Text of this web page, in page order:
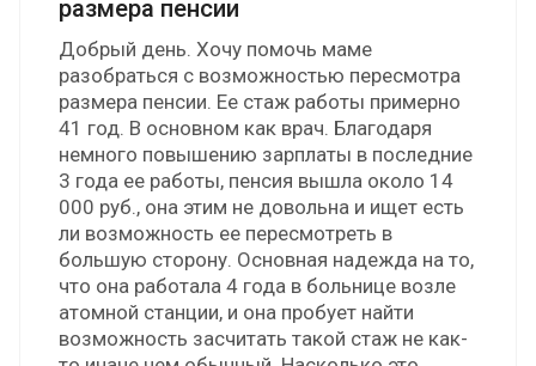
размера пенсии
Добрый день. Хочу помочь маме
разобраться с возможностью пересмотра
размера пенсии. Ее стаж работы примерно
41 год. В основном как врач. Благодаря
немного повышению зарплаты в последние
3 года ее работы, пенсия вышла около 14
000 руб., она этим не довольна и ищет есть
ли возможность ее пересмотреть в
большую сторону. Основная надежда на то,
что она работала 4 года в больнице возле
атомной станции, и она пробует найти
возможность засчитать такой стаж не как-